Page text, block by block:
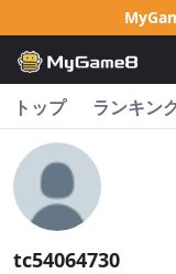
トップ ランキン
tc54064730